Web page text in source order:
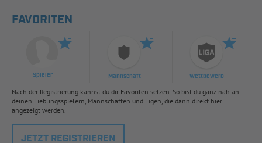
FAVORITEN
Spieler Mannschaft Wettbewerb
Nach der Registrierung kannst du dir Favoriten setzen. So bist du ganz nah an
deinen Lieblingsspielern, Mannschaften und Ligen, die dann direkt hier
angezeigt werden.
JETZT REGISTRIEREN